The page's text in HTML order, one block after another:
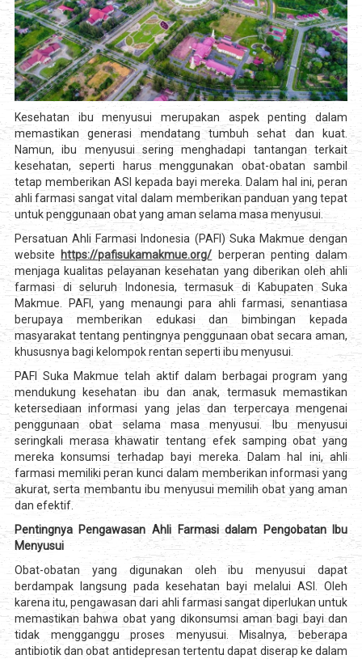
Kesehatan ibu menyusui merupakan aspek penting dalam
memastikan generasi mendatang tumbuh sehat dan kuat.
Namun, ibu menyusui sering menghadapi tantangan terkait
kesehatan, seperti harus menggunakan obat-obatan sambil
tetap memberikan ASI kepada bayi mereka. Dalam hal ini, peran
ahli farmasi sangat vital dalam memberikan panduan yang tepat
untuk penggunaan obat yang aman selama masa menyusui.
Persatuan Ahli Farmasi Indonesia (PAFI) Suka Makmue dengan
website
https://pafisukamakmue.org/ berperan penting dalam
menjaga kualitas pelayanan kesehatan yang diberikan oleh ahli
farmasi di seluruh Indonesia, termasuk di Kabupaten Suka
Makmue. PAFI, yang menaungi para ahli farmasi, senantiasa
berupaya memberikan edukasi dan bimbingan kepada
masyarakat tentang pentingnya penggunaan obat secara aman,
khususnya bagi kelompok rentan seperti ibu menyusui.
PAFI Suka Makmue telah aktif dalam berbagai program yang
mendukung kesehatan ibu dan anak, termasuk memastikan
ketersediaan informasi yang jelas dan terpercaya mengenai
penggunaan obat selama masa menyusui. Ibu menyusui
seringkali merasa khawatir tentang efek samping obat yang
mereka konsumsi terhadap bayi mereka. Dalam hal ini, ahli
farmasi memiliki peran kunci dalam memberikan informasi yang
akurat, serta membantu ibu menyusui memilih obat yang aman
dan efektif.
Pentingnya Pengawasan Ahli Farmasi dalam Pengobatan Ibu
Menyusui
Obat-obatan yang digunakan oleh ibu menyusui dapat
berdampak langsung pada kesehatan bayi melalui ASI. Oleh
karena itu, pengawasan dari ahli farmasi sangat diperlukan untuk
memastikan bahwa obat yang dikonsumsi aman bagi bayi dan
tidak mengganggu proses menyusui. Misalnya, beberapa
antibiotik dan obat antidepresan tertentu dapat diserap ke dalam